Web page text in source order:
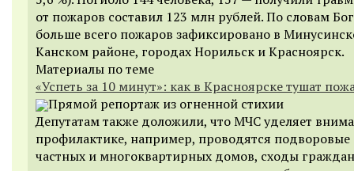
от пожаров составил 123 млн рублей. По словам
больше всего пожаров зафиксировано в
Канском районе, городах Норильск и Красноярск.
Материалы по теме
«Успеть за 10 минут»: как в Красноярске тушат
Прямой репортаж из огненной стихии
Депутатам также доложили, чтоМЧС уделяет
профилактике, например, проводятся
частных и многоквартирных домов, сходы